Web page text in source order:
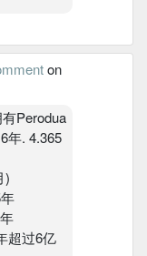
on
Perodua
年. 4.365
)
超过6亿